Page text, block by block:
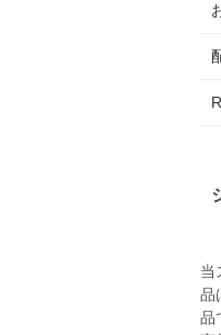
当
品
品